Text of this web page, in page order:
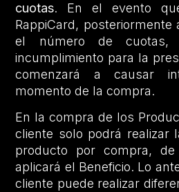
cuotas. En el evento
RappiCard,
el número de cuotas,
incumplimiento para la
comenzará a causar
momento de la compra.
En la compra de los
cliente solo podrá realizar
producto por compra,
aplicará el Beneficio. Lo
cliente puede realizar